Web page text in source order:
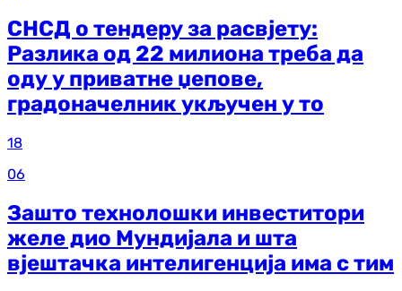
СНСД о тендеру за расвјету:
Разлика од 22 милиона треба да
оду у приватне џепове,
градоначелник укључен у то
18
06
Зашто технолошки инвеститори
желе дио Мундијала и шта
вјештачка интелигенција има с тим